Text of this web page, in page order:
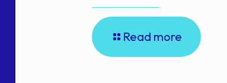
Read more